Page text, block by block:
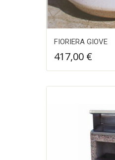
FIORIERA GIOVE
417,00 €